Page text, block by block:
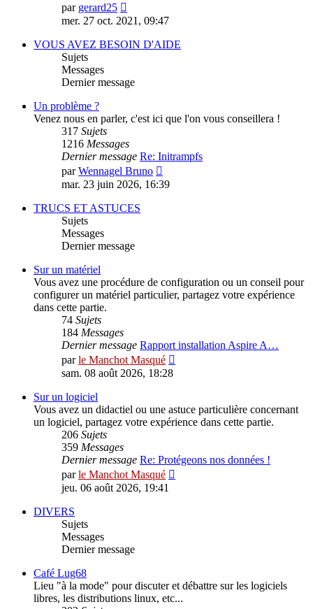
par gerard25
le
message
mer. 27 oct. 2021, 09:47
VOUS AVEZ BESOIN D'AIDE
Sujets
Messages
Dernier message
Un problème ?
Venez nous en parler, c'est ici que l'on vous conseillera !
317 Sujets
1216 Messages
Dernier message Re: Initrampfs
parWennagel Bruno
le
mar. 23 juin 2026, 16:39
TRUCS ET ASTUCES
Sujets
Messages
Dernier message
Sur un matériel
Vous avez une procédure de configuration ou un conseil pour
configurer un matériel particulier, partagez votre expérience
dans cette partie.
74 Sujets
184 Messages
Dernier message Rapport installation Aspire A…
parle Manchot Masqué
sam. 08 août 2026, 18:28
Sur un logiciel
Vous avez un didactiel ou une astuce particulière concernant
un logiciel, partagez votre expérience dans cette partie.
206 Sujets
359 Messages
Dernier message Re: Protégeons nos données !
parle Manchot Masqué
jeu. 06 août 2026, 19:41
DIVERS
Sujets
Messages
Dernier message
Café Lug68
Lieu "à la mode" pour discuter et débattre sur les logiciels
libres, les distributions linux, etc...